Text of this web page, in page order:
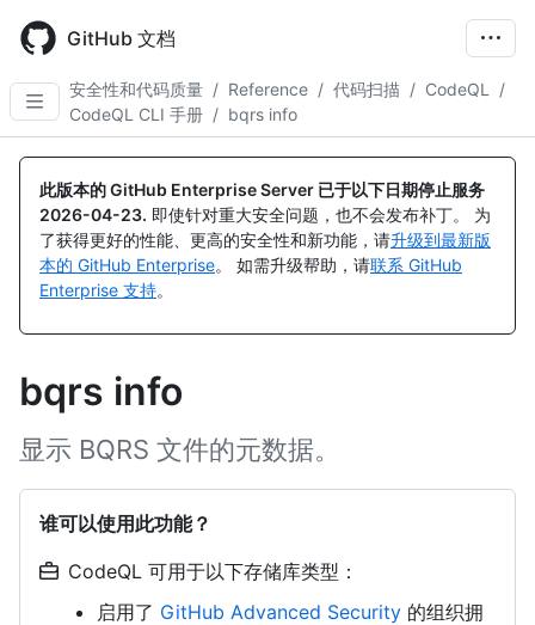
main
content
GitHub 文档
安全性和代码质量 / Reference / 代码扫描 / CodeQL
/
CodeQL CLI 手册 / bqrs info
此版本的 GitHub Enterprise Server 已于以下日期停止服务
2026-04-23. 即使针对重大安全问题，也不会发布补丁。 为
了获得更好的性能、更高的安全性和新功能，请升级到最新版
本的 GitHub Enterprise。 如需升级帮助，请联系 GitHub
Enterprise 支持。
bqrs info
显示 BQRS 文件的元数据。
谁可以使用此功能？
CodeQL 可用于以下存储库类型：
启用了 GitHub Advanced Security 的组织拥